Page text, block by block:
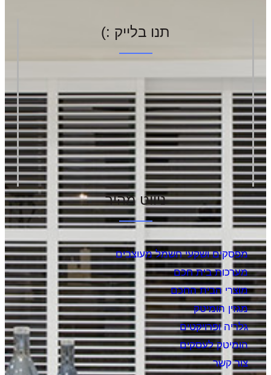
תנו בלייק :)
ניווט מהיר
מפסקים ושקעי חשמל מעוצבים
מערכות בית חכם
מוצרי הבית החכם
מגזין הומיטק
גלריה ופרויקטים
הומיטק לעסקים
צור קשר